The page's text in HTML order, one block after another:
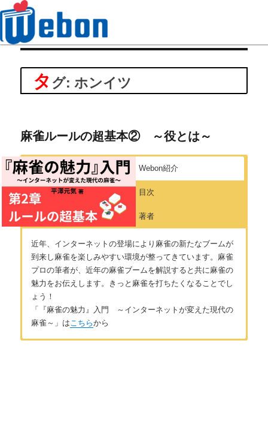
タ グ: ホンイツ
麻雀ルールの超基本② ～役とは～
Webon紹介
目次
著者
近年、インターネットの登場により麻雀の新たなブームが
到来し麻雀を楽しみやすい環境が整ってきています。麻雀
プロの筆者が、近年の麻雀ブームを解説すると共に麻雀の
魅力をお伝えします。きっと麻雀を打ちたくなることでし
ょう！
「『麻雀の魅力』入門 ～インターネットが変えた現代の
麻雀～」は こちらから